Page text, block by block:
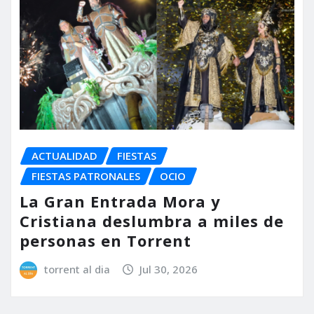
ACTUALIDAD
FIESTAS
FIESTAS PATRONALES
OCIO
La Gran Entrada Mora y
Cristiana deslumbra a miles de
personas en Torrent
torrent al dia Jul 30, 2026